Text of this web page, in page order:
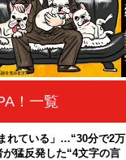
！一覧
れている」…“30分で2万
猛反発した“4文字の言